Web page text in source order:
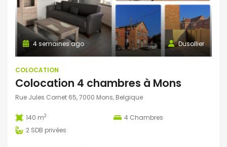
Dusollier
4 semaines ago
COLOCATION
Colocation 4 chambres à Mons
Rue Jules Cornet 65, 7000 Mons, Belgique
140 m2 4 Chambres
2 SDB privées